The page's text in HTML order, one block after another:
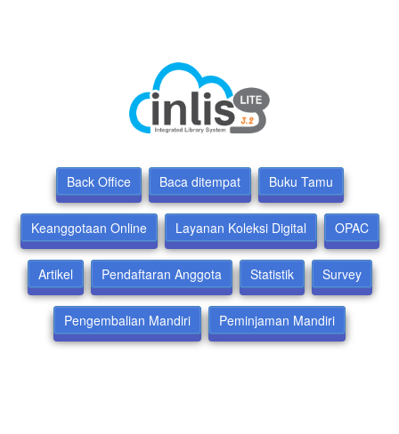
Back Office Baca ditempat Buku Tamu
Keanggotaan Online Layanan Koleksi Digital OPAC
Artikel Pendaftaran Anggota Statistik Survey
Pengembalian Mandiri Peminjaman Mandiri